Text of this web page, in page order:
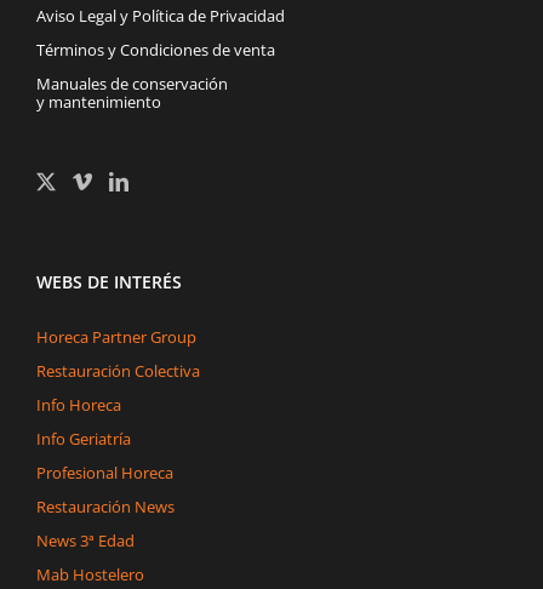
Aviso Legal y Política de Privacidad
Términos y Condiciones de venta
Manuales de conservación
y mantenimiento
WEBS DE INTERÉS
Horeca Partner Group
Restauración Colectiva
Info Horeca
Info Geriatría
Profesional Horeca
Restauración News
News 3ª Edad
Mab Hostelero